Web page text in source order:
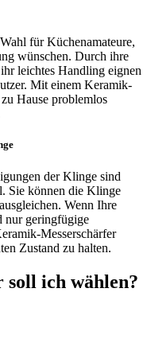
für Küchenamateure,
wünschen. Durch ihre
leichtes Handling eignen
Mit einem Keramik-
Hause problemlos
der Klinge sind
Sie können die Klinge
Wenn Ihre
nur geringfügige
Messerschärfer
Zustand zu halten.
soll ich wählen?